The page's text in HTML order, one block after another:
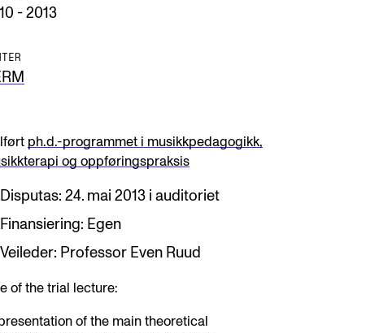
- 2013
ph.d.-programmet i musikkpedagogikk,
og oppføringspraksis
Disputas: 24. mai 2013 i auditoriet
Finansiering: Egen
Veileder: Professor Even Ruud
of the trial lecture:
of the main theoretical